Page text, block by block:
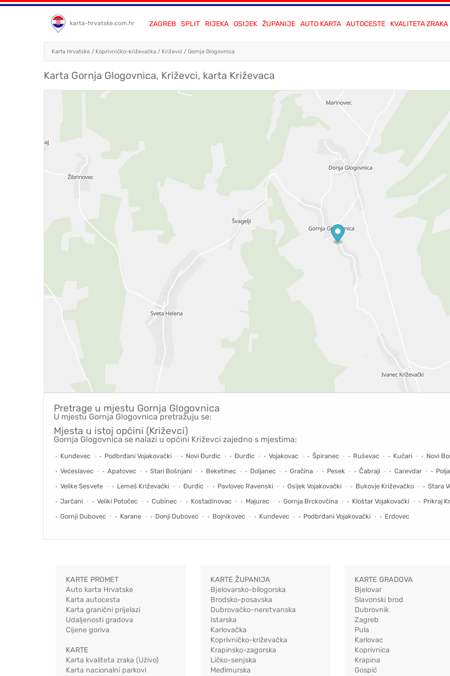
karta-hrvatske.com.hr ZAGREB SPLIT RIJEKA OSIJEK ŽUPANIJE AUTO KARTA AUTOCESTE KVALITETA ZRAKA
Karta Hrvatske / Koprivničko-križevačka / Križevci / Gornja Glogovnica
Karta Gornja Glogovnica, Križevci, karta Križevaca
Pretrage u mjestu Gornja Glogovnica
U mjestu Gornja Glogovnica pretražuju se:
Mjesta u istoj općini (Križevci)
Gornja Glogovnica se nalazi u općini Križevci zajedno s mjestima:
Kunđevec Podbrđani Vojakovački Novi Đurđic Đurđic Vojakovac Špiranec Ruševac Kučari
Novi
Većeslavec
Apatovec Stari Bošnjani Beketinec Doljanec Gračina Pesek Čabraji Carevdar
Velike Sesvete
Lemeš Križevački Đurđic Pavlovec Ravenski Osijek Vojakovački Bukovje Križevačko
Stara
Jarčani
Veliki Potočec Cubinec Kostadinovac Majurec Gornja Brckovčina Kloštar Vojakovački
Prikraj
Gornji Dubovec
Karane Donji Dubovec Bojnikovec Kunđevec Podbrđani Vojakovački Erdovec
KARTE PROMET
Auto karta Hrvatske
Karta autocesta
Karta granični prijelazi
Udaljenosti gradova
Cijene goriva
KARTE
Karta kvaliteta zraka (Uživo)
Karta nacionalni parkovi
KARTE ŽUPANIJA
Bjelovarsko-bilogorska
Brodsko-posavska
Dubrovačko-neretvanska
Istarska
Karlovačka
Koprivničko-križevačka
Krapinsko-zagorska
Ličko-senjska
Međimurska
KARTE GRADOVA
Bjelovar
Slavonski brod
Dubrovnik
Zagreb
Pula
Karlovac
Koprivnica
Krapina
Gospić